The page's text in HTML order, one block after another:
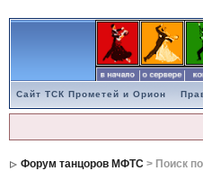
Сайт ТСК Прометей и Орион
Форум танцоров МФТС> Поиск